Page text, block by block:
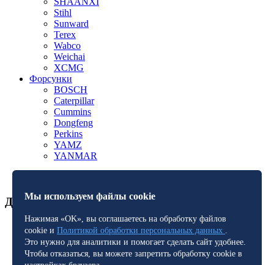
Stihl
Sunward
Terex
Wabco
Weichai
XCMG
Форсунки
BOSCH
Caterpillar
Cummins
Dongfeng
Perkins
YAMZ
YANMAR
Дополнительная информация
Полезные статьи
Политика конфиденциальности
Оплата и Доставка
Мы используем файлы cookie
Нажимая «OK», вы соглашаетесь на обработку файлов
cookie и Политикой обработки персональных данных .
Это нужно для аналитики и помогает сделать сайт удобнее.
Чтобы отказаться, вы можете запретить обработку cookie в